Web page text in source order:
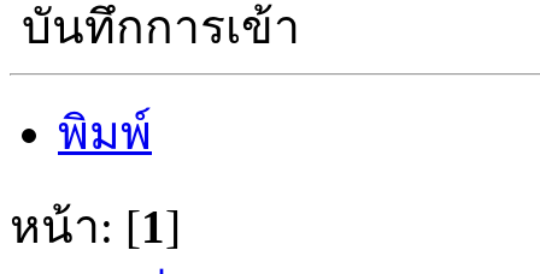
บันทึกการเข้า
พิมพ์
หน้า: [1]